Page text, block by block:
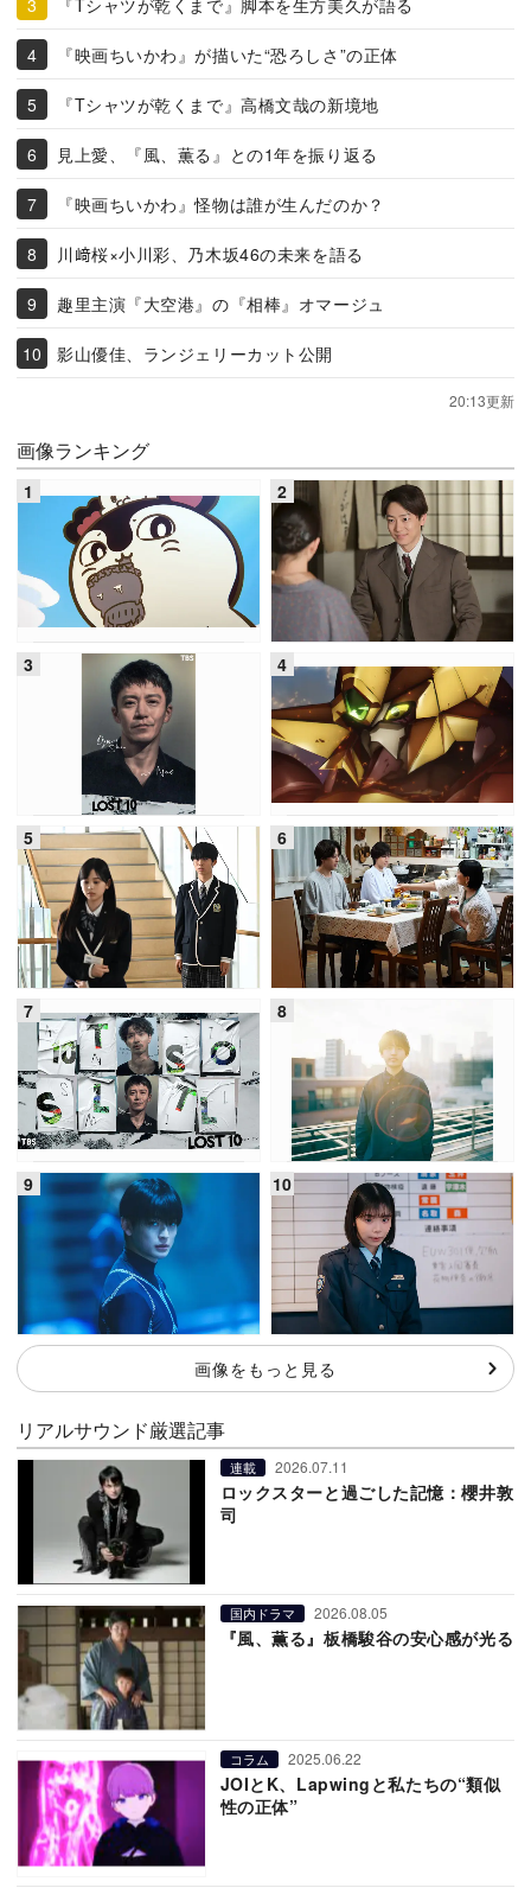
『映画ちいかわ』が描いた“恐ろしさ”の正体
『Tシャツが乾くまで』高橋文哉の新境地
見上愛、『風、薫る』との1年を振り返る
『映画ちいかわ』怪物は誰が生んだのか？
川﨑桜×小川彩、乃木坂46の未来を語る
趣里主演『大空港』の『相棒』オマージュ
影山優佳、ランジェリーカット公開
20:13更新
画像ランキング
画像をもっと見る
リアルサウンド厳選記事
連載 2026.07.11
ロックスターと過ごした記憶：櫻井敦
司
国内ドラマ 2026.08.05
『風、薫る』板橋駿谷の安心感が光る
コラム 2025.06.22
JOIとK、Lapwingと私たちの“類似
性の正体”